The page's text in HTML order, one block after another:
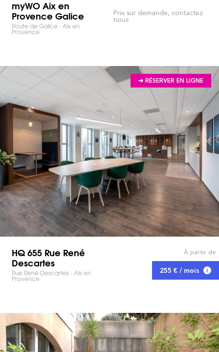
myWO Aix en
Provence Galice
Route de Galice - Aix en
Provence
Prix sur demande, contactez
nous
➔ RÉSERVER EN LIGNE
HQ 655 Rue René
Descartes
Rue René Descartes - Aix en
Provence
À partir de
255 € / mois